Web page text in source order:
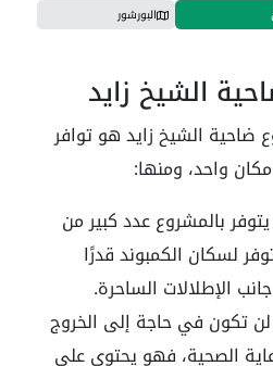
البورشور
الشيخ زايد
ضاحية الشيخ زايد هو توافر
واحد، ومنها:
يتوفر بالمشروع عدد كبير من
لسكان الكمبوند قدرًا
الإطلالات الساحرة.
لن تكون في حاجة إلى الخروج
الصحية، فهو يحتوي على